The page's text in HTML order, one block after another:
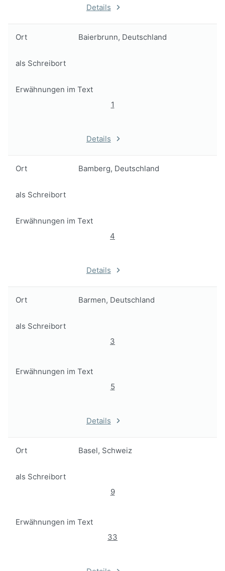
Details
Ort Baierbrunn, Deutschland
als Schreibort
Erwähnungen im Text
1
Details
Ort Bamberg, Deutschland
als Schreibort
Erwähnungen im Text
4
Details
Ort Barmen, Deutschland
als Schreibort
3
Erwähnungen im Text
5
Details
Ort Basel, Schweiz
als Schreibort
9
Erwähnungen im Text
33